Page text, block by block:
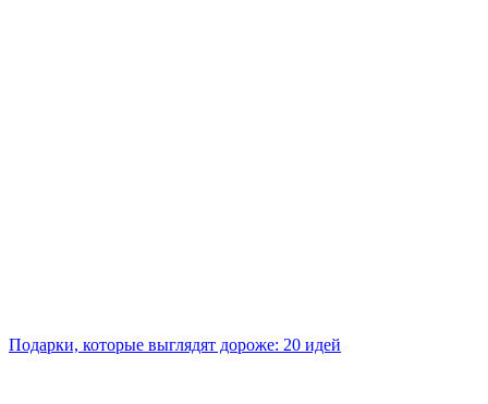
Подарки, которые выглядят дороже: 20 идей